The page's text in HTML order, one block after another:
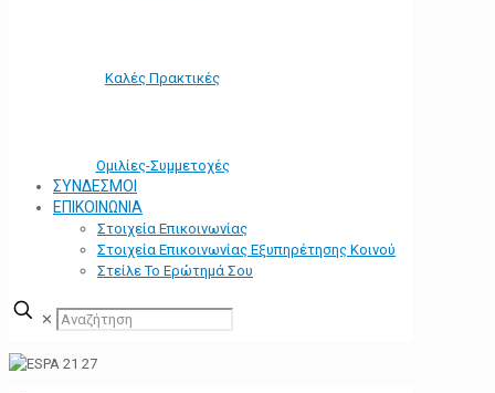
Καλές Πρακτικές
Ομιλίες-Συμμετοχές
ΣΥΝΔΕΣΜΟΙ
ΕΠΙΚΟΙΝΩΝΙΑ
Στοιχεία Επικοινωνίας
Στοιχεία Επικοινωνίας Εξυπηρέτησης Κοινού
Στείλε Το Ερώτημά Σου
✕